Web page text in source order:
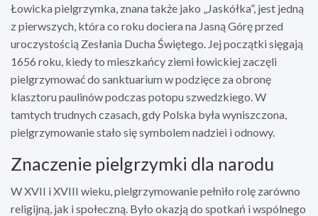
Łowicka pielgrzymka, znana także jako „Jaskółka”, jest jedną
z pierwszych, która co roku dociera na Jasną Górę przed
uroczystością Zesłania Ducha Świętego. Jej początki sięgają
1656 roku, kiedy to mieszkańcy ziemi łowickiej zaczęli
pielgrzymować do sanktuarium w podzięce za obronę
klasztoru paulinów podczas potopu szwedzkiego. W
tamtych trudnych czasach, gdy Polska była wyniszczona,
pielgrzymowanie stało się symbolem nadziei i odnowy.
Znaczenie pielgrzymki dla narodu
W XVII i XVIII wieku, pielgrzymowanie pełniło rolę zarówno
religijną, jak i społeczną. Było okazją do spotkań i wspólnego